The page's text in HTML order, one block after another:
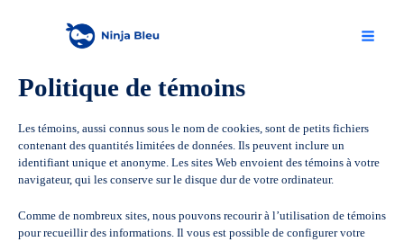
Menu
Politique de témoins
Les témoins, aussi connus sous le nom de cookies, sont de petits fichiers
contenant des quantités limitées de données. Ils peuvent inclure un
identifiant unique et anonyme. Les sites Web envoient des témoins à votre
navigateur, qui les conserve sur le disque dur de votre ordinateur.
Comme de nombreux sites, nous pouvons recourir à l’utilisation de témoins
pour recueillir des informations. Il vous est possible de configurer votre